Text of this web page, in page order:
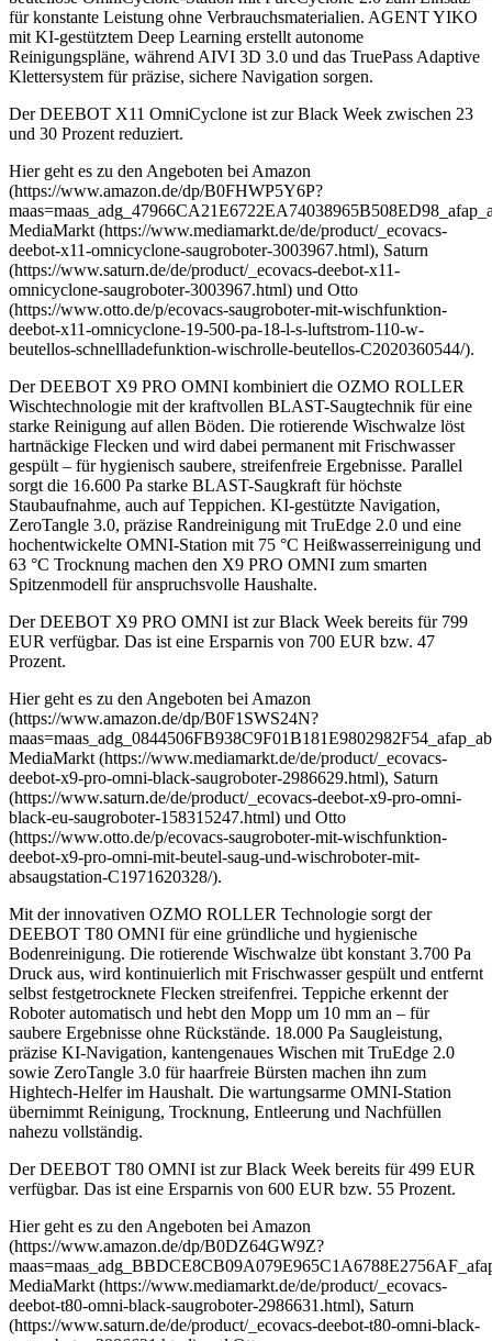
für konstante Leistung ohne Verbrauchsmaterialien. AGENT YIKO
mit KI-gestütztem Deep Learning erstellt autonome
Reinigungspläne, während AIVI 3D 3.0 und das TruePass Adaptive
Klettersystem für präzise, sichere Navigation sorgen.
Der DEEBOT X11 OmniCyclone ist zur Black Week zwischen 23
und 30 Prozent reduziert.
Hier geht es zu den Angeboten bei Amazon
(https://www.amazon.de/dp/B0FHWP5Y6P?
MediaMarkt (https://www.mediamarkt.de/de/product/_ecovacs-
deebot-x11-omnicyclone-saugroboter-3003967.html), Saturn
(https://www.saturn.de/de/product/_ecovacs-deebot-x11-
omnicyclone-saugroboter-3003967.html) und Otto
(https://www.otto.de/p/ecovacs-saugroboter-mit-wischfunktion-
deebot-x11-omnicyclone-19-500-pa-18-l-s-luftstrom-110-w-
beutellos-schnellladefunktion-wischrolle-beutellos-C2020360544/).
Der DEEBOT X9 PRO OMNI kombiniert die OZMO ROLLER
Wischtechnologie mit der kraftvollen BLAST-Saugtechnik für eine
starke Reinigung auf allen Böden. Die rotierende Wischwalze löst
hartnäckige Flecken und wird dabei permanent mit Frischwasser
gespült – für hygienisch saubere, streifenfreie Ergebnisse. Parallel
sorgt die 16.600 Pa starke BLAST-Saugkraft für höchste
Staubaufnahme, auch auf Teppichen. KI-gestützte Navigation,
ZeroTangle 3.0, präzise Randreinigung mit TruEdge 2.0 und eine
hochentwickelte OMNI-Station mit 75 °C Heißwasserreinigung und
63 °C Trocknung machen den X9 PRO OMNI zum smarten
Spitzenmodell für anspruchsvolle Haushalte.
Der DEEBOT X9 PRO OMNI ist zur Black Week bereits für 799
EUR verfügbar. Das ist eine Ersparnis von 700 EUR bzw. 47
Prozent.
Hier geht es zu den Angeboten bei Amazon
(https://www.amazon.de/dp/B0F1SWS24N?
MediaMarkt (https://www.mediamarkt.de/de/product/_ecovacs-
deebot-x9-pro-omni-black-saugroboter-2986629.html), Saturn
(https://www.saturn.de/de/product/_ecovacs-deebot-x9-pro-omni-
black-eu-saugroboter-158315247.html) und Otto
(https://www.otto.de/p/ecovacs-saugroboter-mit-wischfunktion-
deebot-x9-pro-omni-mit-beutel-saug-und-wischroboter-mit-
absaugstation-C1971620328/).
Mit der innovativen OZMO ROLLER Technologie sorgt der
DEEBOT T80 OMNI für eine gründliche und hygienische
Bodenreinigung. Die rotierende Wischwalze übt konstant 3.700 Pa
Druck aus, wird kontinuierlich mit Frischwasser gespült und entfernt
selbst festgetrocknete Flecken streifenfrei. Teppiche erkennt der
Roboter automatisch und hebt den Mopp um 10 mm an – für
saubere Ergebnisse ohne Rückstände. 18.000 Pa Saugleistung,
präzise KI-Navigation, kantengenaues Wischen mit TruEdge 2.0
sowie ZeroTangle 3.0 für haarfreie Bürsten machen ihn zum
Hightech-Helfer im Haushalt. Die wartungsarme OMNI-Station
übernimmt Reinigung, Trocknung, Entleerung und Nachfüllen
nahezu vollständig.
Der DEEBOT T80 OMNI ist zur Black Week bereits für 499 EUR
verfügbar. Das ist eine Ersparnis von 600 EUR bzw. 55 Prozent.
Hier geht es zu den Angeboten bei Amazon
(https://www.amazon.de/dp/B0DZ64GW9Z?
MediaMarkt (https://www.mediamarkt.de/de/product/_ecovacs-
deebot-t80-omni-black-saugroboter-2986631.html), Saturn
(https://www.saturn.de/de/product/_ecovacs-deebot-t80-omni-black-